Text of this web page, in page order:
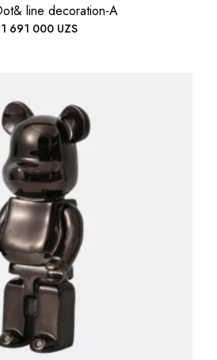
line decoration-A
1 691 000 UZS